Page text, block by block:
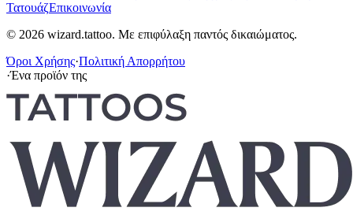
ΤατουάζΕπικοινωνία
© 2026 wizard.tattoo. Με επιφύλαξη παντός δικαιώματος.
Όροι Χρήσης·Πολιτική Απορρήτου
·Ένα προϊόν της